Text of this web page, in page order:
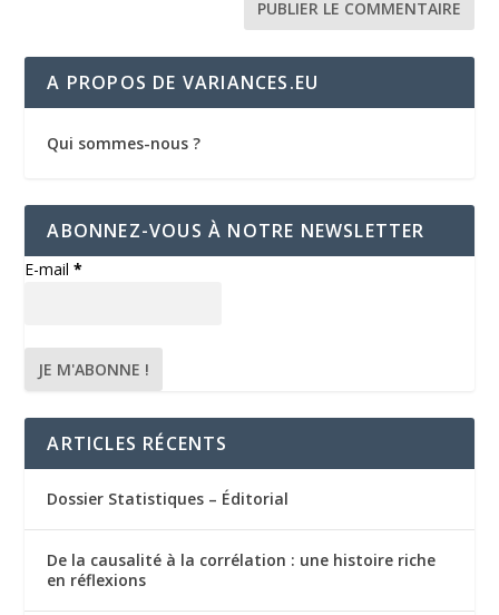
A PROPOS DE VARIANCES.EU
Qui sommes-nous ?
ABONNEZ-VOUS À NOTRE NEWSLETTER
E-mail*
ARTICLES RÉCENTS
Dossier Statistiques – Éditorial
De la causalité à la corrélation : une histoire riche
en réflexions